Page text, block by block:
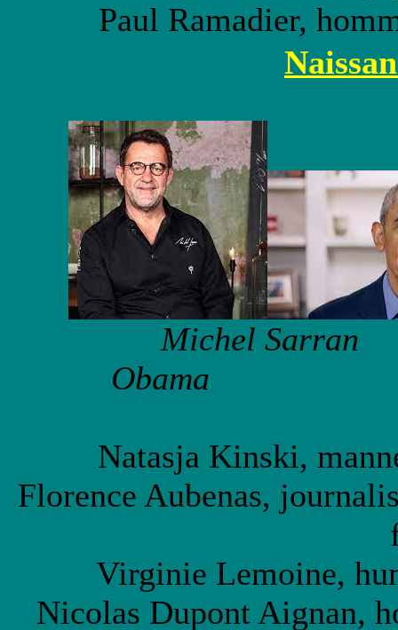
Paul Ramadier,
Michel
Obama
Natasja Kinski,
Florence Aubenas,
Virginie Lemoine,
Nicolas Dupont Aignan,